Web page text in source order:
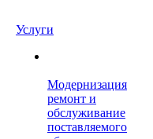
Услуги
Модернизация
ремонт и
обслуживание
поставляемого